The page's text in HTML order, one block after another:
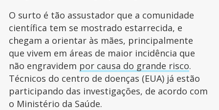
O surto é tão assustador que a comunidade
científica tem se mostrado estarrecida, e
chegam a orientar às mães, principalmente
que vivem em áreas de maior incidência que
não engravidem por causa do grande risco.
Técnicos do centro de doenças (EUA) já estão
participando das investigações, de acordo com
o Ministério da Saúde.